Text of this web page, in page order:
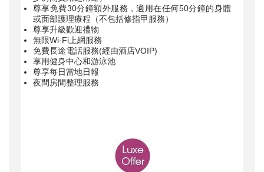
尊享免費30分鐘額外服務，適用在任何50分鐘的身體
或面部護理療程（不包括修指甲服務）
尊享升級歡迎禮物
無限Wi-Fi上網服務
免費長途電話服務(經由酒店VOIP)
享用健身中心和游泳池
尊享每日當地日報
夜間房間整理服務